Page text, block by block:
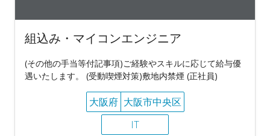
組込み・マイコンエンジニア
(その他の手当等付記事項)ご経験やスキルに応じて給与優
遇いたします。 (受動喫煙対策)敷地内禁煙 (正社員)
大阪府 大阪市中央区
IT